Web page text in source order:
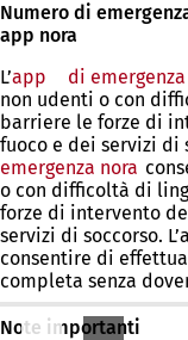
Numero di
app nora
L’app di
non udenti o con
barriere le forze di
fuoco e dei servizi di
emergenza nora (Si
apre
in
una
o con difficoltà di
forze di intervento
servizi di soccorso.
consentire di
completa senza
Note importanti